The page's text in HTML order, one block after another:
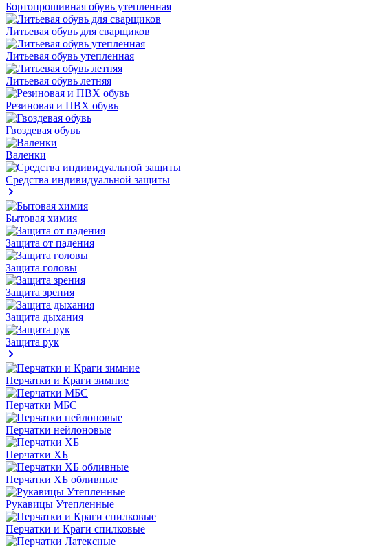
Бортопрошивная обувь утепленная
Литьевая обувь для сварщиков
Литьевая обувь утепленная
Литьевая обувь летняя
Резиновая и ПВХ обувь
Гвоздевая обувь
Валенки
Средства индивидуальной защиты
Бытовая химия
Защита от падения
Защита головы
Защита зрения
Защита дыхания
Защита рук
Перчатки и Краги зимние
Перчатки МБС
Перчатки нейлоновые
Перчатки ХБ
Перчатки ХБ обливные
Рукавицы Утепленные
Перчатки и Краги спилковые